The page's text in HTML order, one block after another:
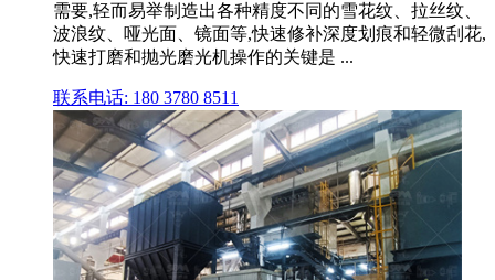
需要,轻而易举制造出各种精度不同的雪花纹、拉丝纹、
波浪纹、哑光面、镜面等,快速修补深度划痕和轻微刮花,
快速打磨和抛光磨光机操作的关键是 ...
联系电话: 180 3780 8511